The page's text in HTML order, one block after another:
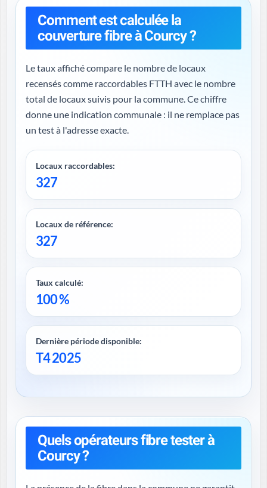
Comment est calculée la
couverture fibre à Courcy ?
Le taux affiché compare le nombre de locaux
recensés comme raccordables FTTH avec le nombre
total de locaux suivis pour la commune. Ce chiffre
donne une indication communale : il ne remplace pas
un test à l'adresse exacte.
Locaux raccordables:
327
Locaux de référence:
327
Taux calculé:
100 %
Dernière période disponible:
T4 2025
Quels opérateurs fibre tester à
Courcy ?